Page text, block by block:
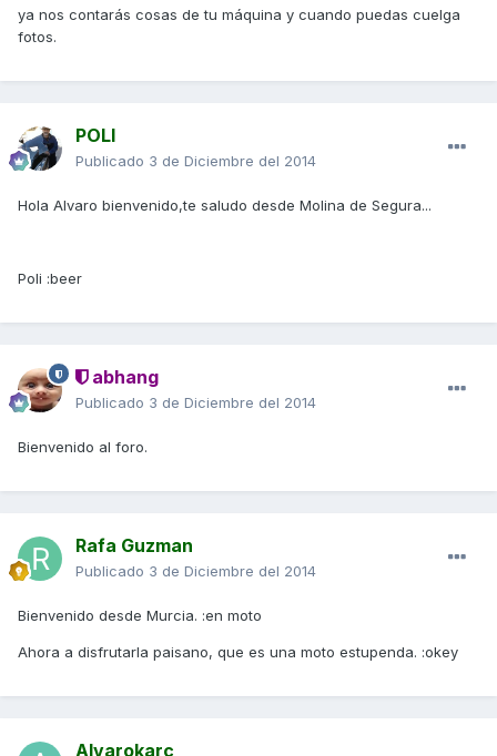
ya nos contarás cosas de tu máquina y cuando puedas cuelga
fotos.
POLI
Publicado 3 de Diciembre del 2014
Hola Alvaro bienvenido,te saludo desde Molina de Segura...
Poli :beer
abhang
Publicado 3 de Diciembre del 2014
Bienvenido al foro.
Rafa Guzman
Publicado 3 de Diciembre del 2014
Bienvenido desde Murcia. :en moto
Ahora a disfrutarla paisano, que es una moto estupenda. :okey
Alvarokarc